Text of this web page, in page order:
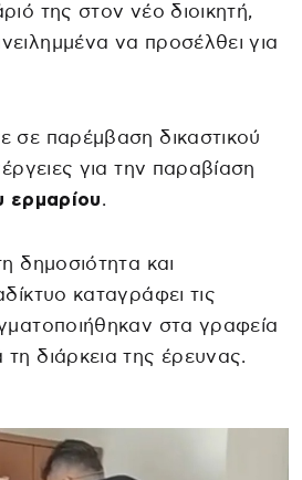
της στον νέο διοικητή,
να προσέλθει για
σε παρέμβαση δικαστικού
για την παραβίαση
ερμαρίου.
δημοσιότητα και
καταγράφει τις
στα γραφεία
διάρκεια της έρευνας.